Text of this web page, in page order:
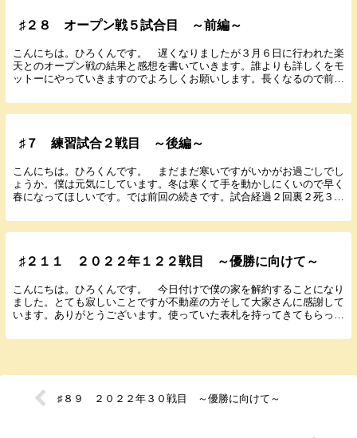
♯２８ オープン戦５試合目 ～前編～
こんにちは。ひろくんです。 遅くなりましたが３月６日に行われた楽
天とのオープン戦の結果と感想を書いていきます。誰よりも詳しくをモ
ットーにやっていきますのでよろしくお願いします。長くなるので前編
♯７ 練習試合２戦目 ～後編～
こんにちは。ひろくんです。 まだまだ寒いですがいかがお過ごしでし
ょうか。僕は元気にしています。冬は寒くて手を動かしにくいので早く
春になってほしいです。では前回の続きです。試合経過２回裏２死３
♯２１１ ２０２２年１２２戦目 ～優勝に向けて～
こんにちは。ひろくんです。 今日付けで僕の家を解約することになり
ました。とても寂しいことですが不動産の方そして大家さんに感謝して
います。ありがとうございます。使っていた表札を持ってきてもらって
♯８９ ２０２２年３０戦目 ～優勝に向けて～